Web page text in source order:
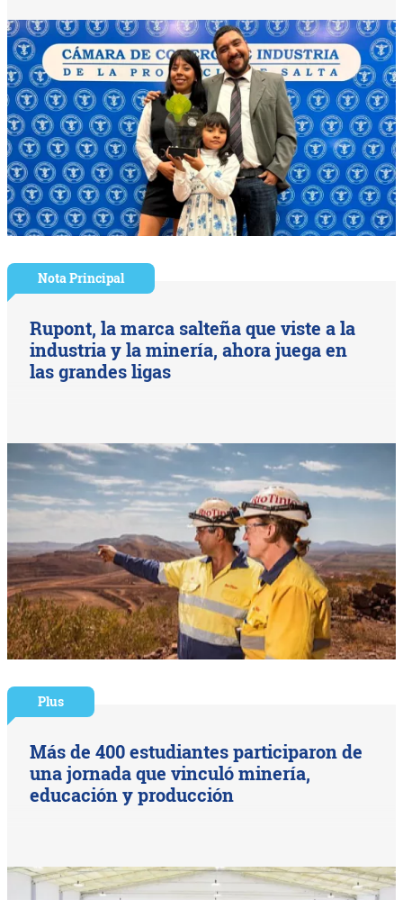
Nota Principal
Rupont, la marca salteña que viste a la
industria y la minería, ahora juega en
las grandes ligas
Plus
Más de 400 estudiantes participaron de
una jornada que vinculó minería,
educación y producción